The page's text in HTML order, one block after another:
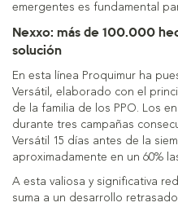
emergentes es fundamental
Nexxo: más de 100.000
solución
En esta línea Proquimur ha
Versátil, elaborado con el
de la familia de los PPO. Los
durante tres campañas
Versátil 15 días antes de la
aproximadamente en un 60%
A esta valiosa y significativa
suma a un desarrollo